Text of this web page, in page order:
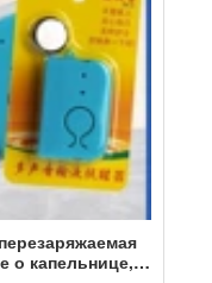
о капельнице,